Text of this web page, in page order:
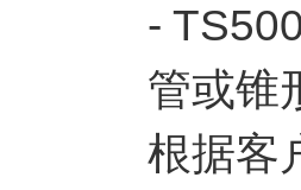
-
管或锥
根据客